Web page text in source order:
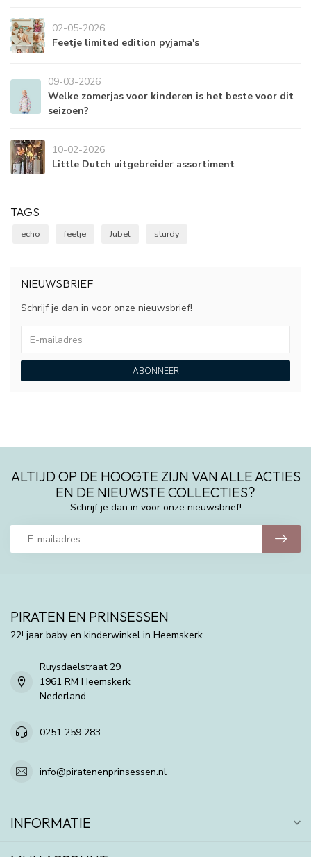
02-05-2026
Feetje limited edition pyjama's
09-03-2026
Welke zomerjas voor kinderen is het beste voor dit
seizoen?
10-02-2026
Little Dutch uitgebreider assortiment
TAGS
echo feetje Jubel sturdy
NIEUWSBRIEF
Schrijf je dan in voor onze nieuwsbrief!
ABONNEER
ALTIJD OP DE HOOGTE ZIJN VAN ALLE ACTIES
EN DE NIEUWSTE COLLECTIES?
Schrijf je dan in voor onze nieuwsbrief!
PIRATEN EN PRINSESSEN
22! jaar baby en kinderwinkel in Heemskerk
Ruysdaelstraat 29
1961 RM Heemskerk
Nederland
0251 259 283
info@piratenenprinsessen.nl
INFORMATIE